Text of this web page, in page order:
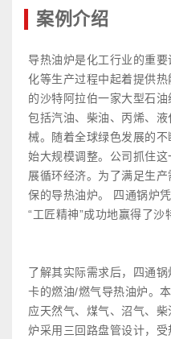
案例介绍
导热油炉是化工行业的重
化等生产过程中起着提供
的沙特阿拉伯一家大型石
包括汽油、柴油、丙烯、
械。随着全球绿色发展的
始大规模调整。公司抓住
展循环经济。为了满足生
保的导热油炉。 四通锅炉
“工匠精神”成功地赢得了沙
了解其实际需求后，四通
卡的燃油/燃气导热油炉。
应天然气、煤气、沼气、
炉采用三回路盘管设计，